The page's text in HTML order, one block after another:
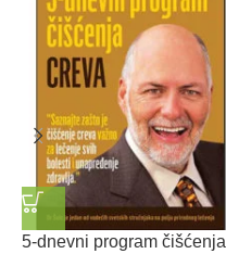
5-dnevni program čišćenja